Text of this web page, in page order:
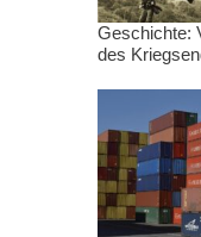
Geschichte:
des